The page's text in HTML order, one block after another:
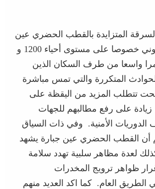
المتزايدة بالقطب الحضري عين
جبارة ببلدية البوني خصوصا على مستوى أحياء 1200 و
واسعا من طرف السكان الذين
المتكررة والتي تمس مباشرة
تتطلب المزيد من اليقظة على
على رفع مطالبهم للجهات
الدوريات الأمنية. وفي ذات السياق
أن القطب الحضري عين جبارة يشهد
لعدة مظاهر سلبية تهدد سلامة
ظواهر ترويج المخدرات
الطريق العام. كما اكد العديد منهم